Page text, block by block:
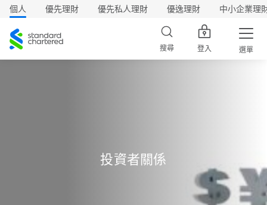
個人 優先理財 優先私人理財 優逸理財 中小企業理
渣
打
搜尋 登入 選單
投資者關係